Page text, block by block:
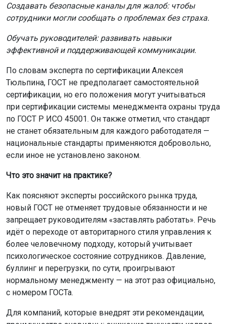
Создавать безопасные каналы для жалоб: чтобы
сотрудники могли сообщать о проблемах без страха.
Обучать руководителей: развивать навыки
эффективной и поддерживающей коммуникации.
По словам эксперта по сертификации Алексея
Тюльпина, ГОСТ не предполагает самостоятельной
сертификации, но его положения могут учитываться
при сертификации системы менеджмента охраны труда
по ГОСТ Р ИСО 45001. Он также отметил, что стандарт
не станет обязательным для каждого работодателя —
национальные стандарты применяются добровольно,
если иное не установлено законом.
Что это значит на практике?
Как поясняют эксперты российского рынка труда,
новый ГОСТ не отменяет трудовые обязанности и не
запрещает руководителям «заставлять работать». Речь
идёт о переходе от авторитарного стиля управления к
более человечному подходу, который учитывает
психологическое состояние сотрудников. Давление,
буллинг и перегрузки, по сути, проигрывают
нормальному менеджменту — на этот раз официально,
с номером ГОСТа.
Для компаний, которые внедрят эти рекомендации,